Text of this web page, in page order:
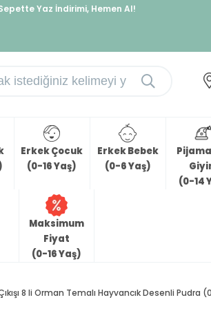
Yaz İndirimi, Hemen Al!
Erkek Çocuk
(0-16 Yaş)
Erkek Bebek
(0-6 Yaş)
(0-14
Maksimum
Fiyat
(0-16 Yaş)
8 li Orman Temalı Hayvancık Desenli Pudra